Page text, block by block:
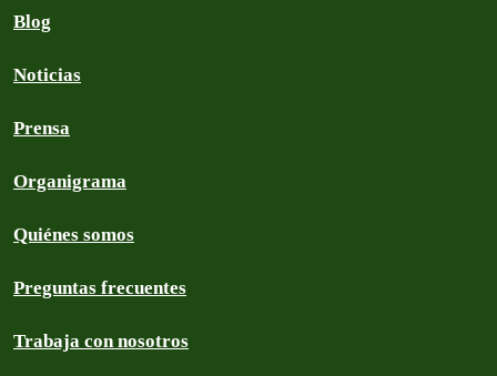
Blog
Noticias
Prensa
Organigrama
Quiénes somos
Preguntas frecuentes
Trabaja con nosotros